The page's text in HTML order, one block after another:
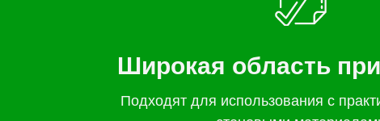
Широкая область
Подходят для использования с